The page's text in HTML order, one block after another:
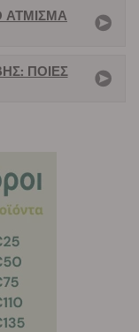
ΆΤΜΙΣΜΑ
ΠΟΙΕΣ